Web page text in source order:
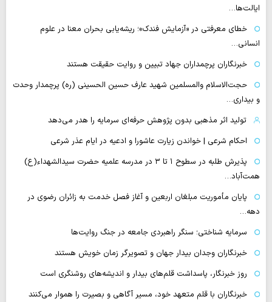
ایالت‌ها…
خطای معرفتی در «آزمایش فندک»؛ ریشه‌یابی بحران معنا در علوم
انسانی…
خبرنگاران پرچمداران جهاد تبیین و روایت حقیقت هستند
حجت‌الاسلام والمسلمین شهید عارف حسین الحسینی (ره) پرچمدار وحدت
و بیداری…
تولید اثر مذهبی بدون پژوهش حرفه‌ای سرمایه را هدر می‌دهد
احکام شرعی | خواندن زیارت عاشورا و ادعیه در ایام عذر شرعی
پذیرش طلبه در سطوح ۱ تا ۳ در مدرسه علمیه حضرت سیدالشهداء(ع)
همت‌آباد…
پایان مأموریت مبلغان اربعین و آغاز فصل خدمت به زائران رضوی در
دهه…
سرمایه شناختی؛ سنگر راهبردی جامعه در جنگ روایت‌ها
خبرنگاران وجدان بیدار جهان و تصویرگر زمان خویش هستند
روز خبرنگار، پاسداشت قلم‌های بیدار و اندیشه‌های روشنگری است
خبرنگاران با قلم متعهد خود، مسیر آگاهی و بصیرت را هموار می‌کنند